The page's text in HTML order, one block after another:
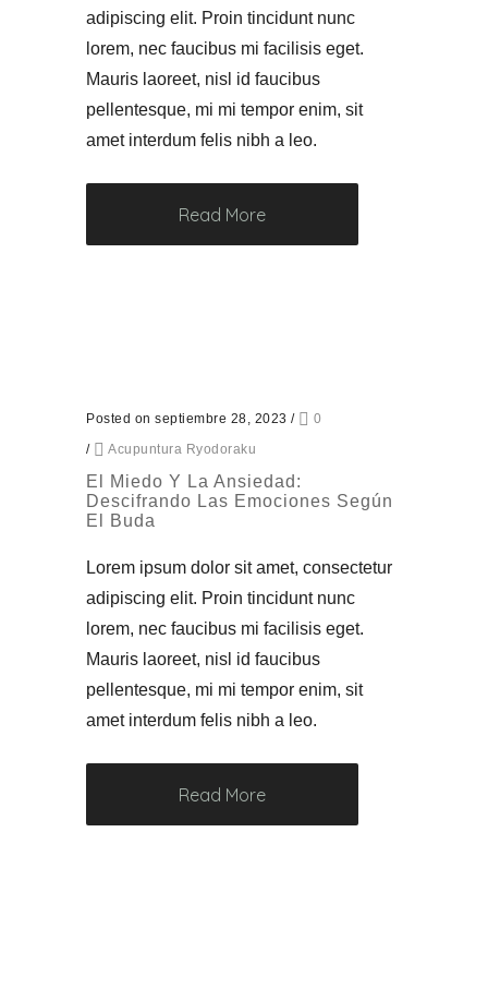
adipiscing elit. Proin tincidunt nunc
lorem, nec faucibus mi facilisis eget.
Mauris laoreet, nisl id faucibus
pellentesque, mi mi tempor enim, sit
amet interdum felis nibh a leo.
Read More
Posted on septiembre 28, 2023 /
0
/
Acupuntura Ryodoraku
El Miedo Y La Ansiedad:
Descifrando Las Emociones Según
El Buda
Lorem ipsum dolor sit amet, consectetur
adipiscing elit. Proin tincidunt nunc
lorem, nec faucibus mi facilisis eget.
Mauris laoreet, nisl id faucibus
pellentesque, mi mi tempor enim, sit
amet interdum felis nibh a leo.
Read More